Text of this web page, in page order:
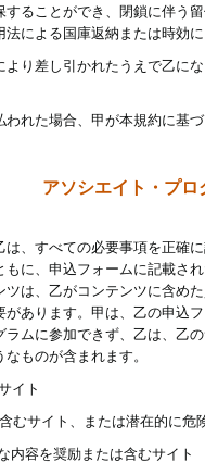
ることができ、閉鎖に伴う
による国庫返納または時効
り差し引かれたうえで乙に
れた場合、甲が本規約に基
アソシエイト・プ
、すべての必要事項を正確
に、申込フォームに記載さ
は、乙がコンテンツに含め
あります。甲は、乙の申込
ムに参加できず、乙は、乙
ものが含まれます。
イト
むサイト、または潜在的に
内容を奨励または含むサイト